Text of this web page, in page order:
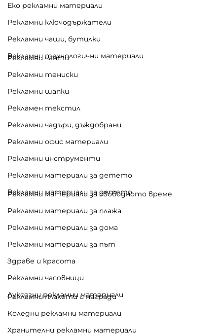
Еко рекламни материали
Рекламни ключодържатели
Рекламни чаши, бутилки
Рекламни технологични материали
Рекламни чанти
Рекламни тениски
Рекламни шапки
Рекламен текстил
Рекламни чадъри, дъждобрани
Рекламни офис материали
Рекламни инструменти
Рекламни материали за детето
Рекламни материали за детето
Рекламни материали за свободното време
Рекламни материали за плажа
Рекламни материали за дома
Рекламни материали за път
Здраве и красота
Рекламни часовници
Луксозни рекламни материали
Рекламни плакети и награди
Коледни рекламни материали
Хранителни рекламни материали